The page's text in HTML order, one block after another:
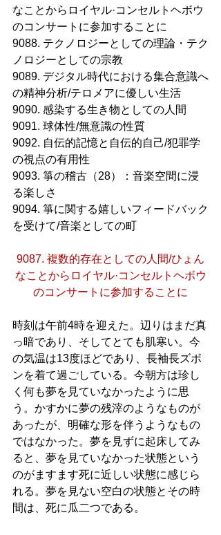
なことからロイヤル·コンセルトヘボウ
のコンサートに参加することに
9088. テクノロジーとしての理論・テク
ノロジーとしての宗教
9089. デジタル時代における集合意識へ
の精神分析/テロメアに優しい生活
9090. 感染する生き物としての人間
9091. 球体性/無意識の性質
9092. 自伝的記憶と自伝的自己/犯罪学
の視点の有用性
9093. 箏の稽古（28）：音楽空間に浸
る楽しさ
9094. 箏に関する嬉しいフィードバック
を受けて/音楽としての町
9087. 複数的存在としての人間/ひょん
なことからロイヤル·コンセルトヘボウ
のコンサートに参加することに
時刻は午前4時を迎えた。辺りはまだ真
っ暗であり、そしてとても肌寒い。今
の気温は13度ほどであり、長袖長ズボ
ンを着て過ごしている。今朝方は珍し
く何も夢を見ていなかったように思
う。かすかに夢の残滓のようなものが
あったが、明確な形を伴うようなもの
ではなかった。夢を見ずに起床してみ
ると、夢を見ていなかった状態という
のがますます死に近しい状態に感じら
れる。夢を見ない空白の状態とその時
間は、死に瓜二つである。